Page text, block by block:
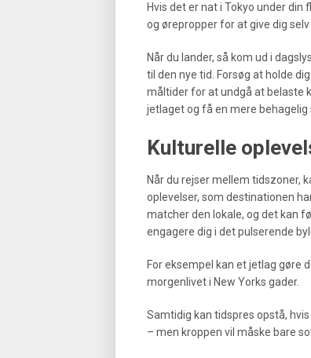
Hvis det er nat i Tokyo under
og ørepropper for at give dig
Når du lander, så kom ud i
til den nye tid. Forsøg at holde
måltider for at undgå at belaste
jetlaget og få en mere behagelig
Kulturelle
Når du rejser mellem tidszoner,
oplevelser, som destinationen
matcher den lokale, og det kan
engagere dig i det pulserende
For eksempel kan et jetlag gøre
morgenlivet i New Yorks gader.
Samtidig kan tidspres opstå,
– men kroppen vil måske bare